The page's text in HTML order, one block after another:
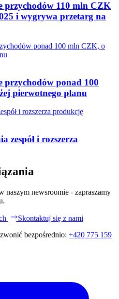
przychodów 110 mln CZK
i wygrywa przetarg na
przychodów ponad 100
pierwotnego planu
zespół i rozszerza
naszym newsroomie - zapraszamy
Skontaktuj się z nami
bezpośrednio: +420 775 159